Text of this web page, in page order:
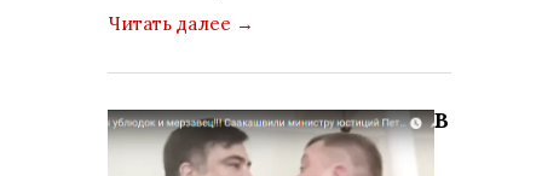
Читать далее →
В